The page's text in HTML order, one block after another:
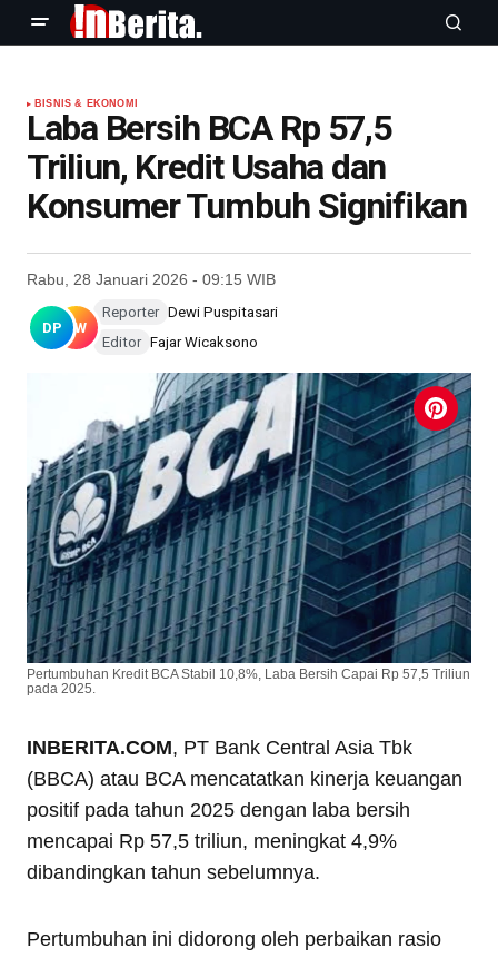
BISNIS & EKONOMI
Laba Bersih BCA Rp 57,5
Triliun, Kredit Usaha dan
Konsumer Tumbuh Signifikan
Rabu, 28 Januari 2026 - 09:15 WIB
DP FW
Reporter Dewi Puspitasari
Editor Fajar Wicaksono
Pertumbuhan Kredit BCA Stabil 10,8%, Laba Bersih Capai Rp 57,5 Triliun
pada 2025.
INBERITA.COM, PT Bank Central Asia Tbk
(BBCA) atau BCA mencatatkan kinerja keuangan
positif pada tahun 2025 dengan laba bersih
mencapai Rp 57,5 triliun, meningkat 4,9%
dibandingkan tahun sebelumnya.
Pertumbuhan ini didorong oleh perbaikan rasio